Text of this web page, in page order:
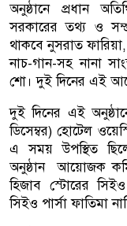
অনুষ্ঠানে প্রধান
সরকারের তথ্য ও
থাকবে নুসরাত
নাচ-গান-সহ নানা
শো। দুই দিনের এই
দুই দিনের এই
ডিসেম্বর) হোটেল
এ সময় উপস্থিত
অনুষ্ঠান আয়োজক
হিজাব স্টোরের
সিইও পার্সা ফাতিমা